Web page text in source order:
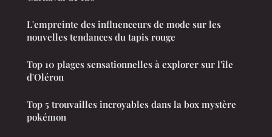
L'empreinte des influenceurs de mode sur les
nouvelles tendances du tapis rouge
Top 10 plages sensationnelles à explorer sur l'île
d'Oléron
Top 5 trouvailles incroyables dans la box mystère
pokémon